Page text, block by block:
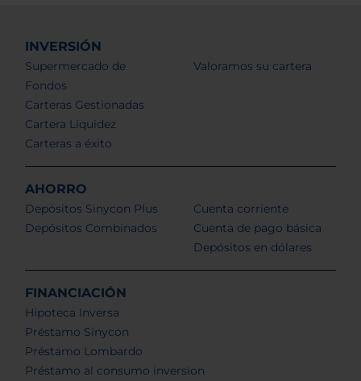
INVERSIÓN
Supermercado de
Fondos
Carteras Gestionadas
Cartera Liquidez
Carteras a éxito
Valoramos su cartera
AHORRO
Depósitos Sinycon Plus
Depósitos Combinados
Cuenta corriente
Cuenta de pago básica
Depósitos en dólares
FINANCIACIÓN
Hipoteca Inversa
Préstamo Sinycon
Préstamo Lombardo
Préstamo al consumo inversion